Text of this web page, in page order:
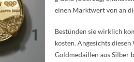
einen Marktwert von an
Bestünden sie wirklich
kosten. Angesichts
Goldmedaillen aus Silber